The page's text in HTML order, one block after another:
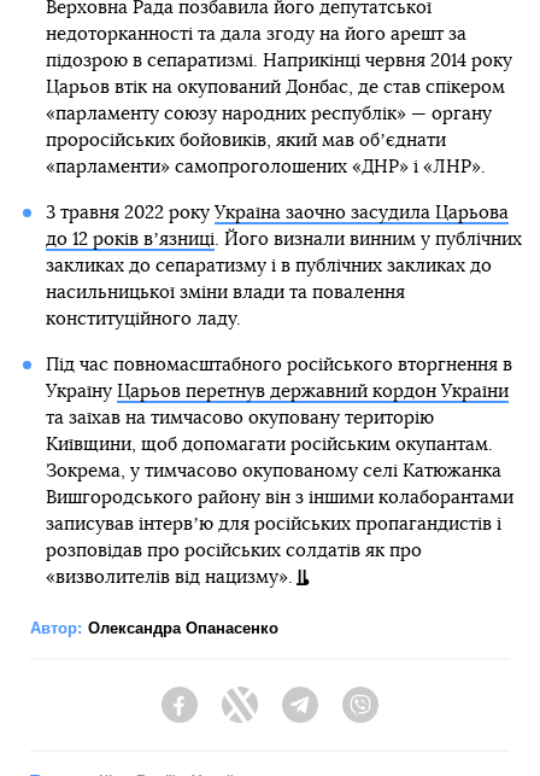
Верховна Рада позбавила його депутатської
недоторканності та дала згоду на його арешт за
підозрою в сепаратизмі. Наприкінці червня 2014 року
Царьов втік на окупований Донбас, де став спікером
«парламенту союзу народних республік» — органу
проросійських бойовиків, який мав обʼєднати
«парламенти» самопроголошених «ДНР» і «ЛНР».
3 травня 2022 року Україна заочно засудила Царьова
до 12 років вʼязниці. Його визнали винним у публічних
закликах до сепаратизму і в публічних закликах до
насильницької зміни влади та повалення
конституційного ладу.
Під час повномасштабного російського вторгнення в
Україну Царьов перетнув державний кордон України
та заїхав на тимчасово окуповану територію
Київщини, щоб допомагати російським окупантам.
Зокрема, у тимчасово окупованому селі Катюжанка
Вишгородського району він з іншими колаборантами
записував інтервʼю для російських пропагандистів і
розповідав про російських солдатів як про
«визволителів від нацизму».
Автор: Олександра Опанасенко
FacebookTwitter Telegram